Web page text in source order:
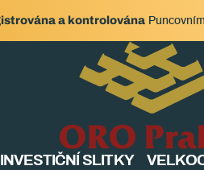
a kontrolována
INVESTIČNÍ SLITKY